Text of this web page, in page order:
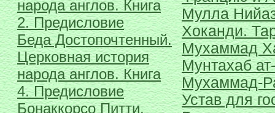
народа англов. Книга
2. Предисловие
Беда Достопочтенный.
Церковная история
народа англов. Книга
4. Предисловие
Бонаккорсо Питти.
Мулла
Хоканди.
Мухаммад
Мунтахаб
Мухаммад-
Устав для